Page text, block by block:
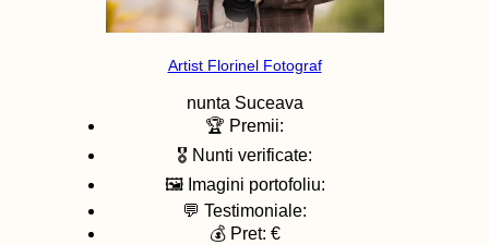
Artist Florinel Fotograf
nunta Suceava
🏆 Premii:
🎖️ Nunti verificate:
🖼️ Imagini portofoliu:
💬 Testimoniale:
💰 Pret: €